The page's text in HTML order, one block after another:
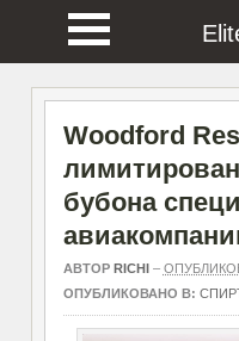
Woodford
бубона
АВТОР RICHI–
ОПУБЛИКОВАНО В: